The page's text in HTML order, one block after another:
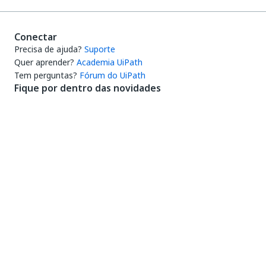
Conectar
Precisa de ajuda? Suporte
Quer aprender? Academia UiPath
Tem perguntas? Fórum do UiPath
Fique por dentro das novidades